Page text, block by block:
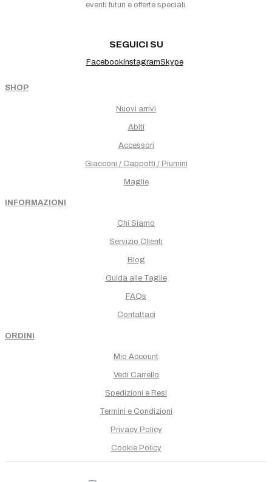
eventi futuri e offerte speciali.
SEGUICI SU
FacebookInstagramSkype
SHOP
Nuovi arrivi
Abiti
Accessori
Giacconi / Cappotti / Piumini
Maglie
INFORMAZIONI
Chi Siamo
Servizio Clienti
Blog
Guida alle Taglie
FAQs
Contattaci
ORDINI
Mio Account
Vedi Carrello
Spedizioni e Resi
Termini e Condizioni
Privacy Policy
Cookie Policy